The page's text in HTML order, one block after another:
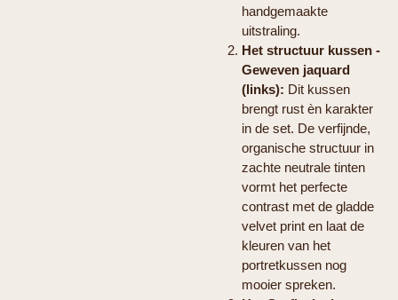
handgemaakte
uitstraling.
Het structuur kussen -
Geweven jaquard
(links): Dit kussen
brengt rust èn karakter
in de set. De verfijnde,
organische structuur in
zachte neutrale tinten
vormt het perfecte
contrast met de gladde
velvet print en laat de
kleuren van het
portretkussen nog
mooier spreken.